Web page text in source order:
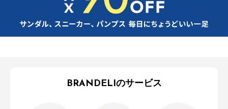
BRANDELIのサービス